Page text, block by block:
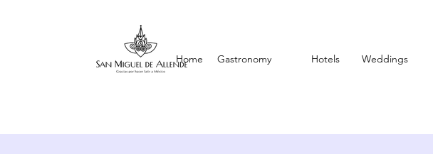
Home Gastronomy Hotels Weddings